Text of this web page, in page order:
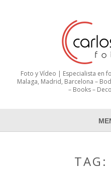
Foto y Vídeo | Especialista en
Malaga, Madrid, Barcelona –
– Books –
TAG: